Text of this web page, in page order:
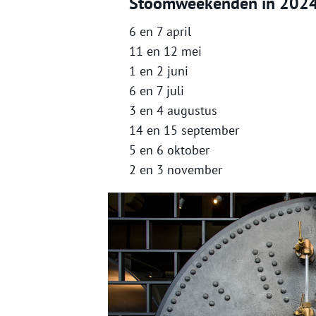
6 en 7 april
11 en 12 mei
1 en 2 juni
6 en 7 juli
3 en 4 augustus
14 en 15 september
5 en 6 oktober
2 en 3 november